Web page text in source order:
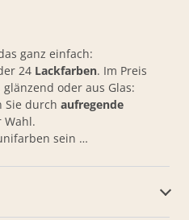
ganz einfach:
24 Lackfarben. Im Preis
oder aus Glas:
Sie durch aufregende
Wahl.
sein …